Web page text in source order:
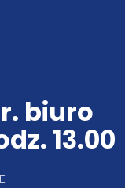
biuro
13.00